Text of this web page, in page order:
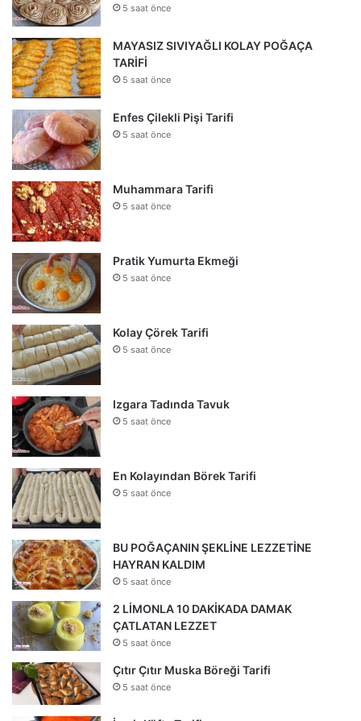
5 saat önce
MAYASIZ SIVIYAĞLI KOLAY POĞAÇA
TARİFİ
5 saat önce
Enfes Çilekli Pişi Tarifi
5 saat önce
Muhammara Tarifi
5 saat önce
Pratik Yumurta Ekmeği
5 saat önce
Kolay Çörek Tarifi
5 saat önce
Izgara Tadında Tavuk
5 saat önce
En Kolayından Börek Tarifi
5 saat önce
BU POĞAÇANIN ŞEKLİNE LEZZETİNE
HAYRAN KALDIM
5 saat önce
2 LİMONLA 10 DAKİKADA DAMAK
ÇATLATAN LEZZET
5 saat önce
Çıtır Çıtır Muska Böreği Tarifi
5 saat önce